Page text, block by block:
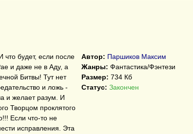
что будет, если после
и даже не в Аду, а
Битвы! Тут нет
и ложь -
и желает разум. И
Творцом проклятого
Если что-то не
исправления. Эта
Автор: Паршиков Максим
Жанры: Фантастика/Фэнтези
Размер: 734 Кб
Статус: Закончен